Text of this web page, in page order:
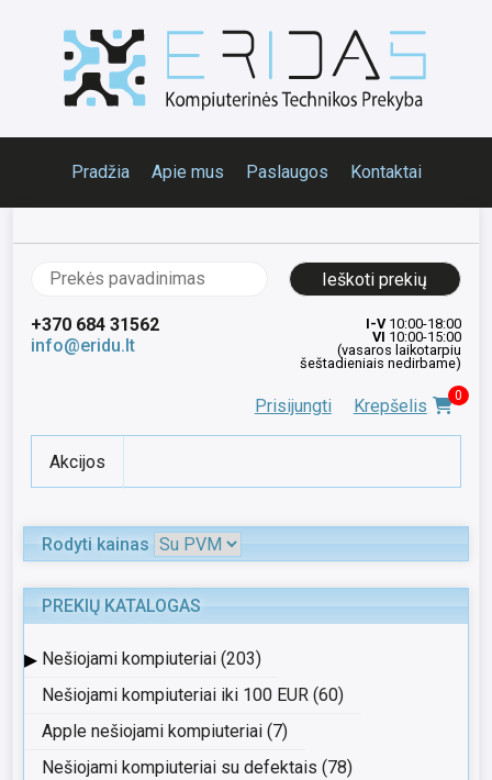
Pradžia Apie mus Paslaugos Kontaktai
Ieškoti:
+370 684 31562
info@eridu.lt
I-V10:00-18:00
VI 10:00-15:00
(vasaros laikotarpiu
šeštadieniais nedirbame)
Prisijungti Krepšelis 0
Akcijos
Rodyti kainas
PREKIŲ KATALOGAS
▸ Nešiojami kompiuteriai (203)
Nešiojami kompiuteriai iki 100 EUR (60)
Apple nešiojami kompiuteriai (7)
Nešiojami kompiuteriai su defektais (78)